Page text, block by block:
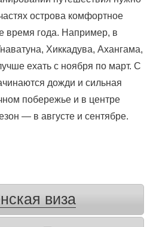
острова комфортное
время года. Например, в
Хиккадува, Ахангама,
ехать с ноября по март. С
дожди и сильная
побережье и в центре
— в августе и сентябре.
виза